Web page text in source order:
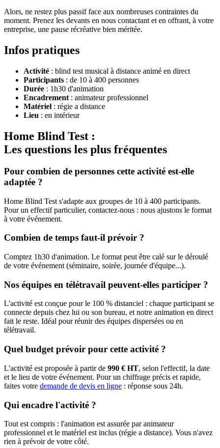
Alors, ne restez plus passif face aux nombreuses contraintes du
moment. Prenez les devants en nous contactant et en offrant, à votre
entreprise, une pause récréative bien méritée.
Infos pratiques
Activité : blind test musical à distance animé en direct
Participants : de 10 à 400 personnes
Durée : 1h30 d'animation
Encadrement : animateur professionnel
Matériel : régie a distance
Lieu : en intérieur
Home Blind Test :
Les questions les plus fréquentes
Pour combien de personnes cette activité est-elle
adaptée ?
Home Blind Test s'adapte aux groupes de 10 à 400 participants.
Pour un effectif particulier, contactez-nous : nous ajustons le format
à votre événement.
Combien de temps faut-il prévoir ?
Comptez 1h30 d'animation. Le format peut être calé sur le déroulé
de votre événement (séminaire, soirée, journée d'équipe...).
Nos équipes en télétravail peuvent-elles participer ?
L'activité est conçue pour le 100 % distanciel : chaque participant se
connecte depuis chez lui ou son bureau, et notre animation en direct
fait le reste. Idéal pour réunir des équipes dispersées ou en
télétravail.
Quel budget prévoir pour cette activité ?
L'activité est proposée à partir de 990 € HT, selon l'effectif, la date
et le lieu de votre événement. Pour un chiffrage précis et rapide,
faites votre demande de devis en ligne : réponse sous 24h.
Qui encadre l'activité ?
Tout est compris : l'animation est assurée par animateur
professionnel et le matériel est inclus (régie a distance). Vous n'avez
rien à prévoir de votre côté.